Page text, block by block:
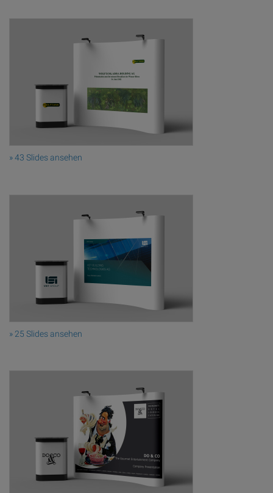
» 43 Slides ansehen
» 25 Slides ansehen